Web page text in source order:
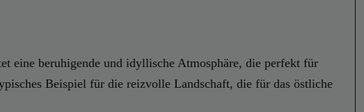
eine beruhigende und idyllische Atmosphäre, die perfekt für
Beispiel für die reizvolle Landschaft, die für das östliche